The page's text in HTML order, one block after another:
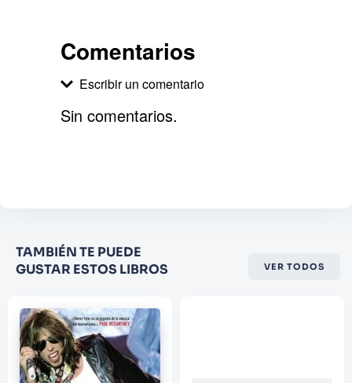
Comentarios
Escribir un comentario
Califique el producto de 1 a 5
estrellas
Su nombre
Correo electrónico
Sin comentarios.
TAMBIÉN TE PUEDE
GUSTAR ESTOS LIBROS
VER TODOS